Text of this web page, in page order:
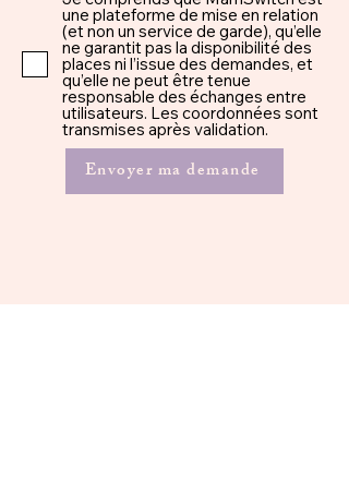
une plateforme de mise en relation
(et non un service de garde), qu’elle
ne garantit pas la disponibilité des
places ni l’issue des demandes, et
qu’elle ne peut être tenue
responsable des échanges entre
utilisateurs. Les coordonnées sont
transmises après validation.
Envoyer ma demande